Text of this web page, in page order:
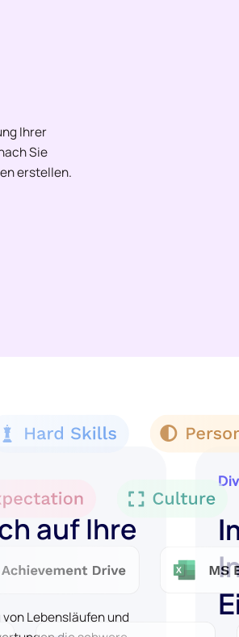
Ihrer
Sie
erstellen.
auf Ihre
Lebensläufen und